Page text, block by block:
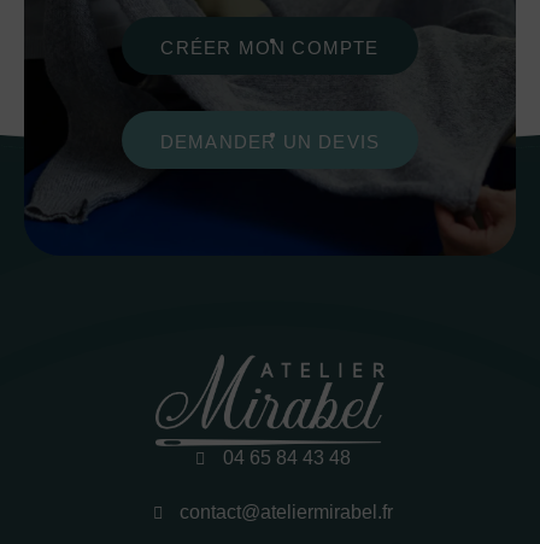
CRÉER MON COMPTE
DEMANDER UN DEVIS
04 65 84 43 48
contact@ateliermirabel.fr